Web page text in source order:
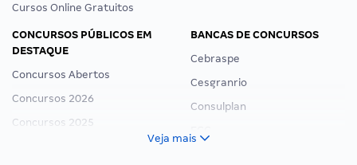
Cursos Online Gratuitos
CONCURSOS PÚBLICOS EM
DESTAQUE
Concursos Abertos
Concursos 2026
Concursos 2025
BANCAS DE CONCURSOS
Cebraspe
Cesgranrio
Consulplan
Veja mais